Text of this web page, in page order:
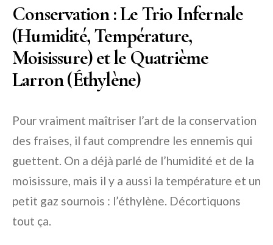
Conservation : Le Trio Infernale
(Humidité, Température,
Moisissure) et le Quatrième
Larron (Éthylène)
Pour vraiment maîtriser l’art de la conservation
des fraises, il faut comprendre les ennemis qui
guettent. On a déjà parlé de l’humidité et de la
moisissure, mais il y a aussi la température et un
petit gaz sournois : l’éthylène. Décortiquons
tout ça.